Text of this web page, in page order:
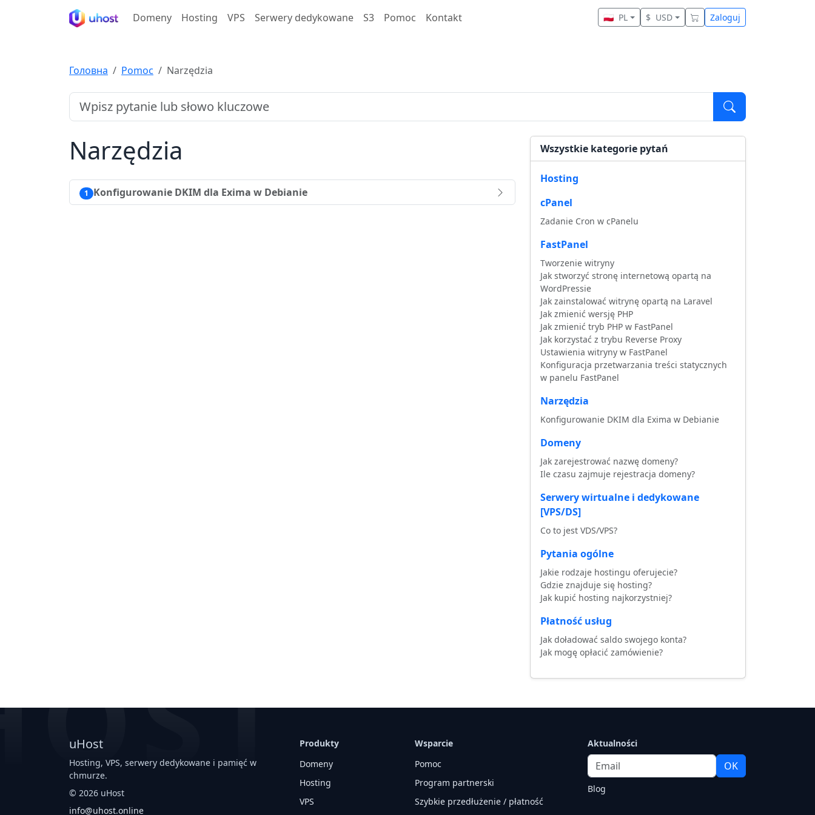
Domeny Hosting VPS Serwery dedykowane S3 Pomoc Kontakt 🇵🇱 PL $ USD Zaloguj
Головна Pomoc Narzędzia
Narzędzia
1 Konfigurowanie DKIM dla Exima w Debianie
Wszystkie kategorie pytań
Hosting
cPanel
Zadanie Cron w cPanelu
FastPanel
Tworzenie witryny
Jak stworzyć stronę internetową opartą na
WordPressie
Jak zainstalować witrynę opartą na Laravel
Jak zmienić wersję PHP
Jak zmienić tryb PHP w FastPanel
Jak korzystać z trybu Reverse Proxy
Ustawienia witryny w FastPanel
Konfiguracja przetwarzania treści statycznych
w panelu FastPanel
Narzędzia
Konfigurowanie DKIM dla Exima w Debianie
Domeny
Jak zarejestrować nazwę domeny?
Ile czasu zajmuje rejestracja domeny?
Serwery wirtualne i dedykowane
[VPS/DS]
Co to jest VDS/VPS?
Pytania ogólne
Jakie rodzaje hostingu oferujecie?
Gdzie znajduje się hosting?
Jak kupić hosting najkorzystniej?
Płatność usług
Jak doładować saldo swojego konta?
Jak mogę opłacić zamówienie?
uHost
Hosting, VPS, serwery dedykowane i pamięć w
chmurze.
© 2026 uHost
info@uhost.online
Produkty
Domeny
Hosting
VPS
Wsparcie
Pomoc
Program partnerski
Szybkie przedłużenie / płatność
Aktualności
Email OK
Blog